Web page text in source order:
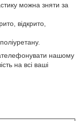
можна зняти за
відкрито,
нашому
на всі ваші